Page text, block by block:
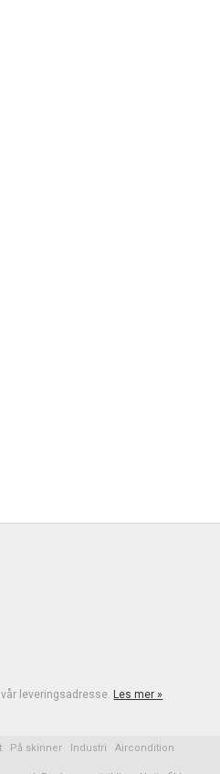
leveringsadresse. Les mer »
På skinner Industri Aircondition